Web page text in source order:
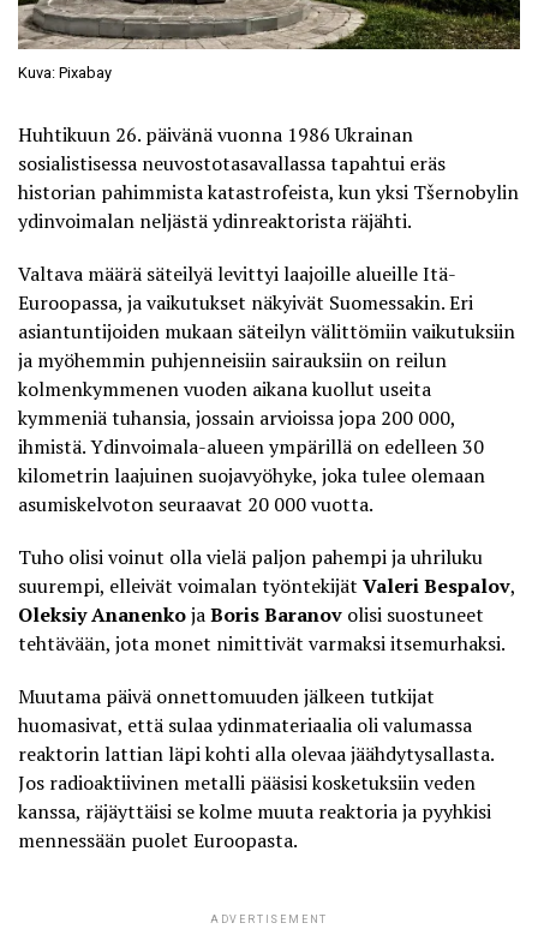
Kuva: Pixabay
Huhtikuun 26. päivänä vuonna 1986 Ukrainan
sosialistisessa neuvostotasavallassa tapahtui eräs
historian pahimmista katastrofeista, kun yksi Tšernobylin
ydinvoimalan neljästä ydinreaktorista räjähti.
Valtava määrä säteilyä levittyi laajoille alueille Itä-
Euroopassa, ja vaikutukset näkyivät Suomessakin. Eri
asiantuntijoiden mukaan säteilyn välittömiin vaikutuksiin
ja myöhemmin puhjenneisiin sairauksiin on reilun
kolmenkymmenen vuoden aikana kuollut useita
kymmeniä tuhansia, jossain arvioissa jopa 200 000,
ihmistä. Ydinvoimala-alueen ympärillä on edelleen 30
kilometrin laajuinen suojavyöhyke, joka tulee olemaan
asumiskelvoton seuraavat 20 000 vuotta.
Tuho olisi voinut olla vielä paljon pahempi ja uhriluku
suurempi, elleivät voimalan työntekijät Valeri Bespalov,
Oleksiy AnanenkojaBoris Baranov olisi suostuneet
tehtävään, jota monet nimittivät varmaksi itsemurhaksi.
Muutama päivä onnettomuuden jälkeen tutkijat
huomasivat, että sulaa ydinmateriaalia oli valumassa
reaktorin lattian läpi kohti alla olevaa jäähdytysallasta.
Jos radioaktiivinen metalli pääsisi kosketuksiin veden
kanssa, räjäyttäisi se kolme muuta reaktoria ja pyyhkisi
mennessään puolet Euroopasta.
ADVERTISEMENT